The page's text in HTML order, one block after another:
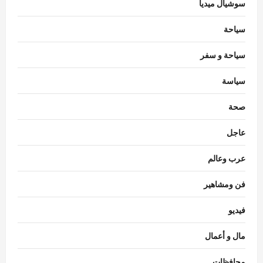
سوشيال ميديا
سياحة
سياحة و سفر
سياسة
صحة
عاجل
عرب وعالم
فن ومشاهير
فيديو
مال و أعمال
3
منوعات
الأصناف.. تعرف على أسعار الفاكهة اليوم
4
تعرف على قائمة المحلية والمستوردة